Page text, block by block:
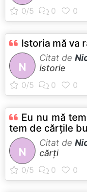
Istoria mă va
N
Citat de
istorie
Eu nu mă
tem de cărţile
N
Citat de
cărți